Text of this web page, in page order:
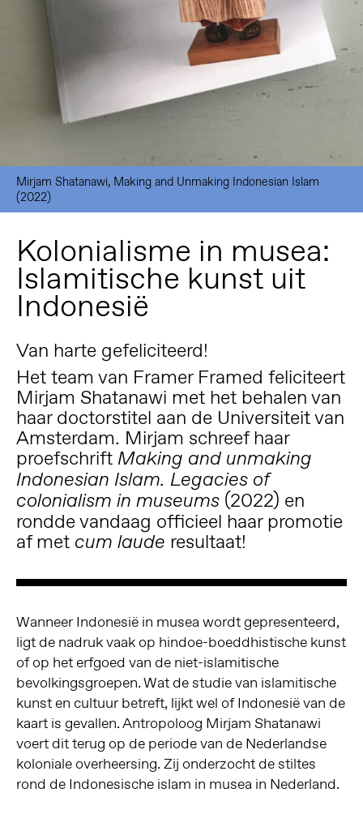
Mirjam Shatanawi, Making and Unmaking Indonesian Islam
(2022)
Kolonialisme in musea:
Islamitische kunst uit
Indonesië
Van harte gefeliciteerd!
Het team van Framer Framed feliciteert
Mirjam Shatanawi met het behalen van
haar doctorstitel aan de Universiteit van
Amsterdam. Mirjam schreef haar
proefschrift Making and unmaking
Indonesian Islam. Legacies of
colonialism in museums(2022) en
rondde vandaag officieel haar promotie
af met cum laude resultaat!
Wanneer Indonesië in musea wordt gepresenteerd,
ligt de nadruk vaak op hindoe-boeddhistische kunst
of op het erfgoed van de niet-islamitische
bevolkingsgroepen. Wat de studie van islamitische
kunst en cultuur betreft, lijkt wel of Indonesië van de
kaart is gevallen. Antropoloog Mirjam Shatanawi
voert dit terug op de periode van de Nederlandse
koloniale overheersing. Zij onderzocht de stiltes
rond de Indonesische islam in musea in Nederland.